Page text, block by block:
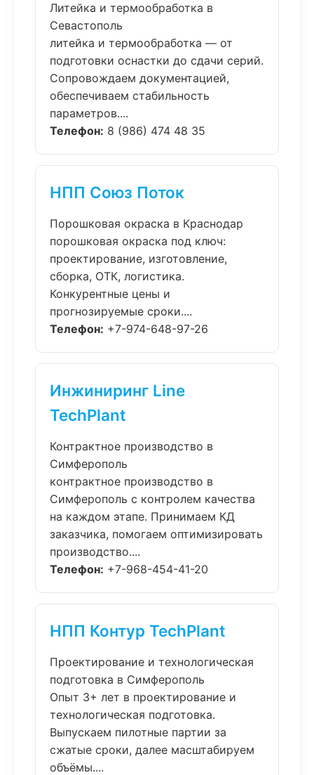
Литейка и термообработка в
Севастополь
литейка и термообработка — от
подготовки оснастки до сдачи серий.
Сопровождаем документацией,
обеспечиваем стабильность
параметров....
Телефон: 8 (986) 474 48 35
НПП Союз Поток
Порошковая окраска в Краснодар
порошковая окраска под ключ:
проектирование, изготовление,
сборка, ОТК, логистика.
Конкурентные цены и
прогнозируемые сроки....
Телефон: +7-974-648-97-26
Инжиниринг Line
TechPlant
Контрактное производство в
Симферополь
контрактное производство в
Симферополь с контролем качества
на каждом этапе. Принимаем КД
заказчика, помогаем оптимизировать
производство....
Телефон: +7-968-454-41-20
НПП Контур TechPlant
Проектирование и технологическая
подготовка в Симферополь
Опыт 3+ лет в проектирование и
технологическая подготовка.
Выпускаем пилотные партии за
сжатые сроки, далее масштабируем
объёмы....